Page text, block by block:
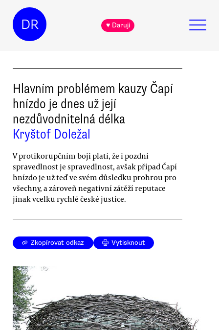
DR ♥ Daruji
Hlavním problémem kauzy Čapí
hnízdo je dnes už její
nezdůvodnitelná délka
Kryštof Doležal
V protikorupčním boji platí, že i pozdní
spravedlnost je spravedlnost, avšak případ Čapí
hnízdo je už teď ve svém důsledku prohrou pro
všechny, a zároveň negativní zátěží reputace
jinak vcelku rychlé české justice.
Zkopírovat odkaz Vytisknout